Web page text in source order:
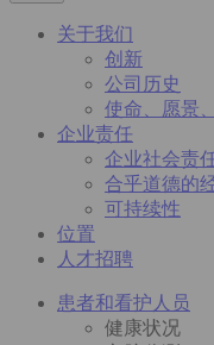
关于我们
创新
公司历史
使命、愿景
企业责任
企业社会责
合乎道德的
可持续性
位置
人才招聘
患者和看护人员
健康状况